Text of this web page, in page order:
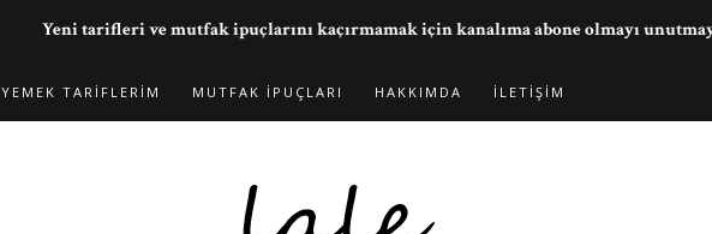
YEMEK TARIFLERIM MUTFAK İPUÇLARI HAKKIMDA İLETIŞIM
Yeni tarifleri ve mutfak ipuçlarını kaçırmamak için kanalıma abone olmayı